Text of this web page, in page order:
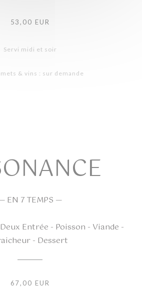
53,00 EUR
Servi midi et soir
& vins : sur demande
EN 7 TEMPS —
Entrée - Poisson - Viande -
- Dessert
67,00 EUR